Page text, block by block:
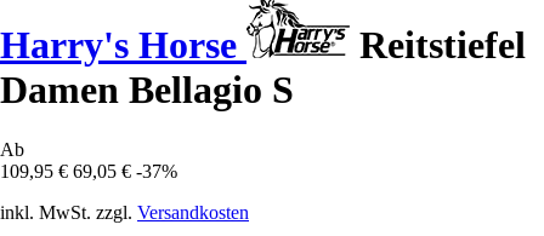
Harry's Horse
Reitstiefel
Damen Bellagio S
Ab
109,95 € 69,05 € -37%
inkl. MwSt. zzgl. Versandkosten